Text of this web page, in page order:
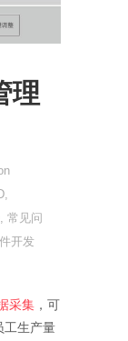
理
常见问
开发
采集 ，可
工生产量